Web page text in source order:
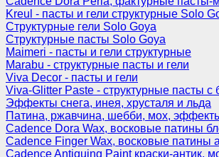
Kreul - пасты и гели структурные Solo
Структурные гели Solo Goya
Структурные пасты Solo Goya
Maimeri - пасты и гели структурные
Marabu - структурные пасты и гели
Viva Decor - пасты и гели
Viva-Glitter Paste - структурные пасты с
Эффекты снега, инея, хрусталя и льда
Патина, ржавчина, шебби, мох,
Cadence Dora Wax, восковые патины
Cadence Finger Wax, восковые патины
Сadence Antiquing Paint краски-антик,